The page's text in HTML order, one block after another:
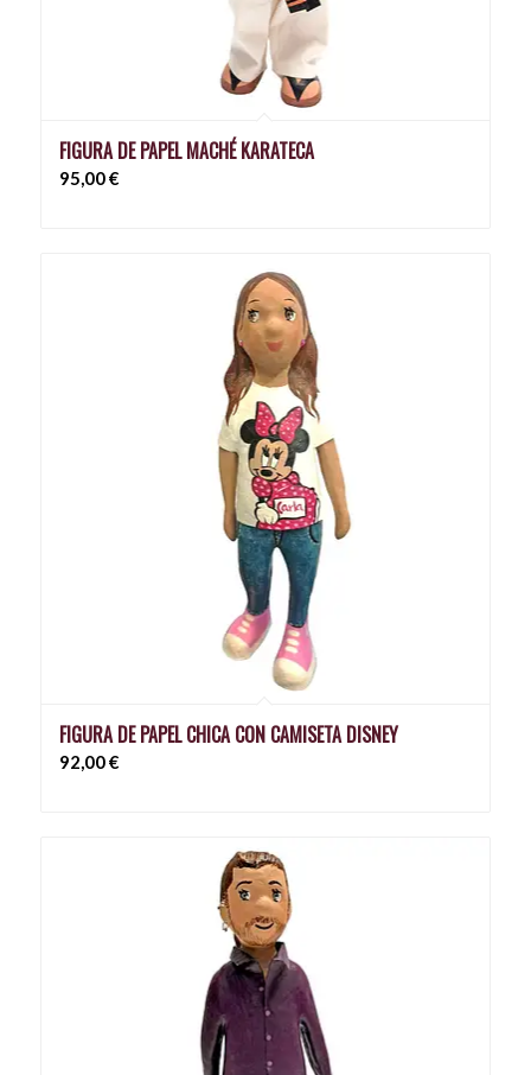
FIGURA DE PAPEL MACHÉ KARATECA
95,00€
FIGURA DE PAPEL CHICA CON CAMISETA DISNEY
92,00€